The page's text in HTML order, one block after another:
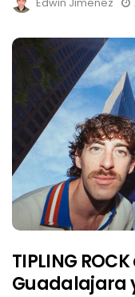
TIPLING
Guadalajara